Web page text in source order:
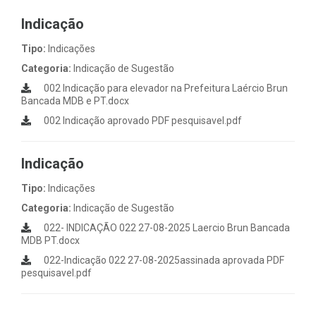
Indicação
Tipo: Indicações
Categoria: Indicação de Sugestão
002 Indicação para elevador na Prefeitura Laércio Brun
Bancada MDB e PT.docx
002 Indicação aprovado PDF pesquisavel.pdf
Indicação
Tipo: Indicações
Categoria: Indicação de Sugestão
022- INDICAÇÃO 022 27-08-2025 Laercio Brun Bancada
MDB PT.docx
022-Indicação 022 27-08-2025assinada aprovada PDF
pesquisavel.pdf